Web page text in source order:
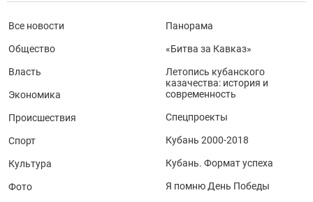
Все новости
Общество
Власть
Экономика
Происшествия
Спорт
Культура
Фото
Панорама
«Битва за Кавказ»
Летопись кубанского
казачества: история и
современность
Спецпроекты
Кубань 2000-2018
Кубань. Формат успеха
Я помню День Победы